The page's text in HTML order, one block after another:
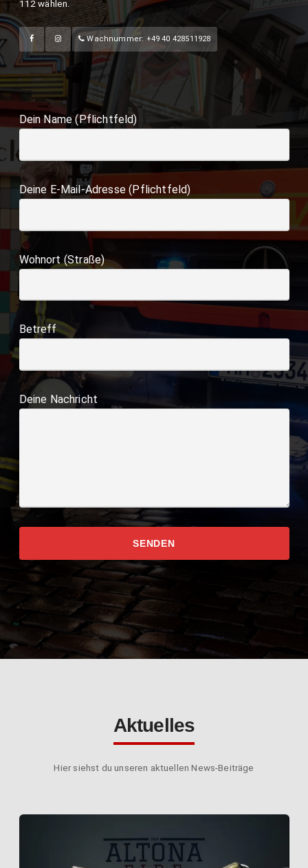
112 wählen.
Wachnummer: +49 40 428511928
Dein Name (Pflichtfeld)
Deine E-Mail-Adresse (Pflichtfeld)
Wohnort (Straße)
Betreff
Deine Nachricht
Aktuelles
Hier siehst du unseren aktuellen News-Beiträge